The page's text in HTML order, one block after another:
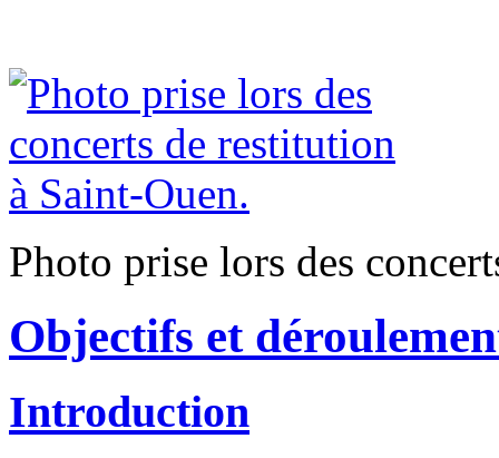
Photo prise lors des
Objectifs et
Introduction